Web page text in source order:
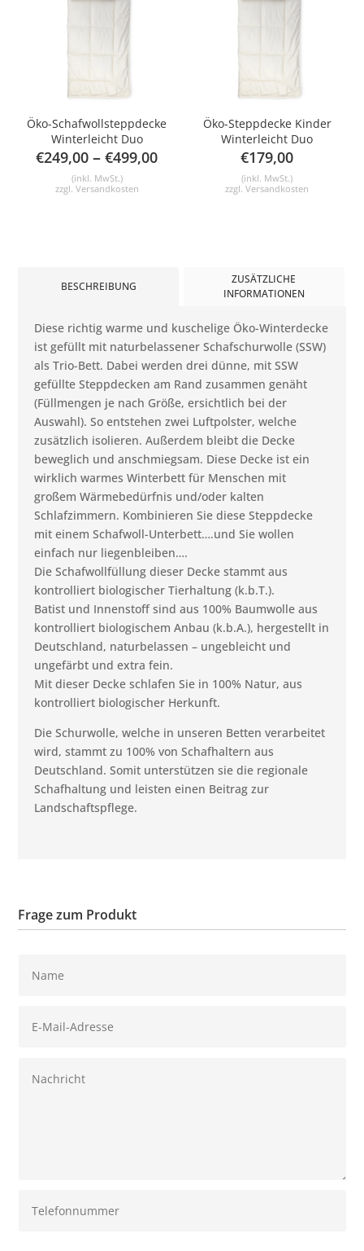
BESCHREIBUNG
ZUSÄTZLICHE
INFORMATIONEN
Diese richtig warme und kuschelige Öko-Winterdecke
ist gefüllt mit naturbelassener Schafschurwolle (SSW)
als Trio-Bett. Dabei werden drei dünne, mit SSW
gefüllte Steppdecken am Rand zusammen genäht
(Füllmengen je nach Größe, ersichtlich bei der
Auswahl). So entstehen zwei Luftpolster, welche
zusätzlich isolieren. Außerdem bleibt die Decke
beweglich und anschmiegsam. Diese Decke ist ein
wirklich warmes Winterbett für Menschen mit
großem Wärmebedürfnis und/oder kalten
Schlafzimmern. Kombinieren Sie diese Steppdecke
mit einem Schafwoll-Unterbett….und Sie wollen
einfach nur liegenbleiben….
Die Schafwollfüllung dieser Decke stammt aus
kontrolliert biologischer Tierhaltung (k.b.T.).
Batist und Innenstoff sind aus 100% Baumwolle aus
kontrolliert biologischem Anbau (k.b.A.), hergestellt in
Deutschland, naturbelassen – ungebleicht und
ungefärbt und extra fein.
Mit dieser Decke schlafen Sie in 100% Natur, aus
kontrolliert biologischer Herkunft.
Die Schurwolle, welche in unseren Betten verarbeitet
wird, stammt zu 100% von Schafhaltern aus
Deutschland. Somit unterstützen sie die regionale
Schafhaltung und leisten einen Beitrag zur
Landschaftspflege.
Öko-Schafwollsteppdecke
Winterleicht Duo
€249,00 –€499,00
(inkl. MwSt.)
zzgl. Versandkosten
Öko-Steppdecke Kinder
Winterleicht Duo
€179,00
(inkl. MwSt.)
zzgl.Versandkosten
Frage zum Produkt